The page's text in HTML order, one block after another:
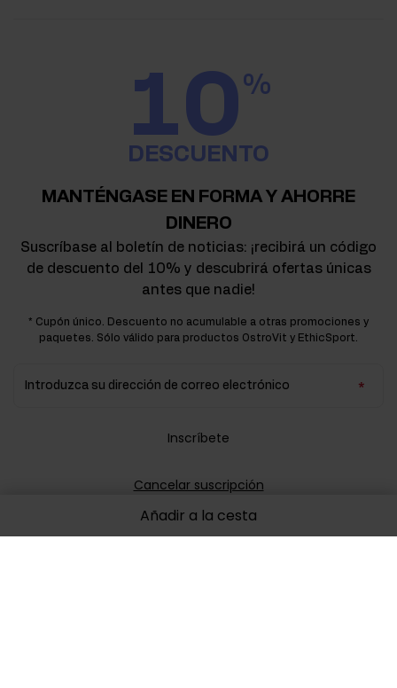
Añadir a la cesta
10%
DESCUENTO
MANTÉNGASE EN FORMA Y AHORRE
DINERO
Suscríbase al boletín de noticias: ¡recibirá un código
de descuento del 10% y descubrirá ofertas únicas
antes que nadie!
* Cupón único. Descuento no acumulable a otras promociones y
paquetes. Sólo válido para productos OstroVit y EthicSport.
Introduzca su dirección de correo electrónico
Inscríbete
Cancelar suscripción
Doy mi consentimiento para el tratamiento de los datos